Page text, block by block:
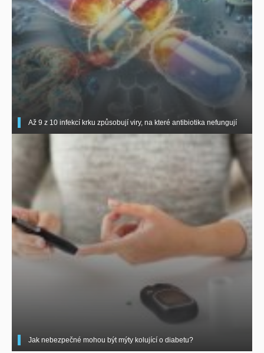
Až 9 z 10 infekcí krku způsobují viry, na které antibiotika nefungují
Jak nebezpečné mohou být mýty kolující o diabetu?